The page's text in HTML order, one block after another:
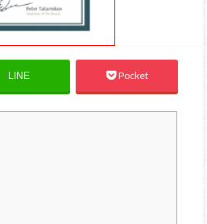
LINE Pocket